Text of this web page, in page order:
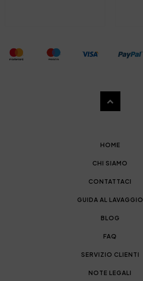
HOME
CHI SIAMO
CONTATTACI
GUIDA AL LAVAGGIO
BLOG
FAQ
SERVIZIO CLIENTI
NOTE LEGALI